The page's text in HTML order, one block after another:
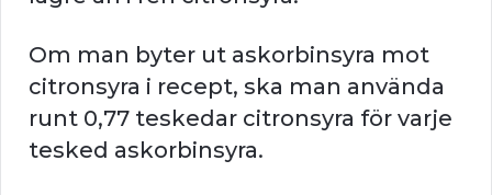
Om man byter ut askorbinsyra mot
citronsyra i recept, ska man använda
runt 0,77 teskedar citronsyra för varje
tesked askorbinsyra.